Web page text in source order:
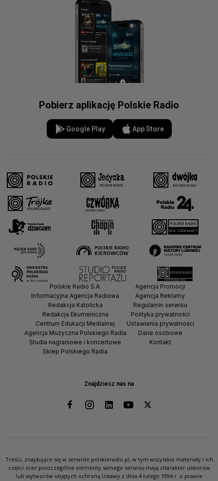
Pobierz aplikację Polskie Radio
Google Play App Store
Znajdziesz nas na
Polskie Radio S.A.
Informacyjna Agencja Radiowa
Redakcja Katolicka
Redakcja Ekumeniczna
Centrum Edukacji Medialnej
Agencja Muzyczna Polskiego Radia
Studia nagraniowe i koncertowe
Sklep Polskiego Radia
Agencja Promocji
Agencja Reklamy
Regulamin serwisu
Polityka prywatności
Ustawienia prywatności
Dane osobowe
Kontakt
Treści, znajdujące się w serwisie polskieradio.pl, w tym wszystkie materiały i ich
części oraz poszczególne elementy samego serwisu mają charakter utworów
lub wytworów objętych ochroną Ustawy z dnia 4 lutego 1994 r. o prawie